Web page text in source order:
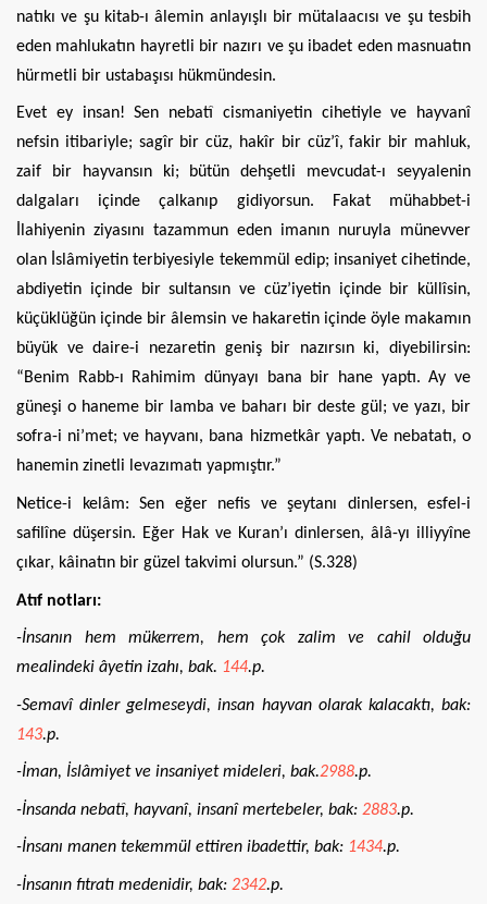
natıkı ve şu kitab-ı âlemin anlayışlı bir mütalaacısı ve şu tesbih
eden mahlukatın hayretli bir nazırı ve şu ibadet eden masnuatın
hürmetli bir ustabaşısı hükmündesin.
Evet ey insan! Sen nebatî cismaniyetin cihetiyle ve hayvanî
nefsin itibariyle; sagîr bir cüz, hakîr bir cüz’î, fakir bir mahluk,
zaif bir hayvansın ki; bütün dehşetli mevcudat-ı seyyalenin
dalgaları içinde çalkanıp gidiyorsun. Fakat mühabbet-i
İlahiyenin ziyasını tazammun eden imanın nuruyla münevver
olan İslâmiyetin terbiyesiyle tekemmül edip; insaniyet cihetinde,
abdiyetin içinde bir sultansın ve cüz’iyetin içinde bir küllîsin,
küçüklüğün içinde bir âlemsin ve hakaretin içinde öyle makamın
büyük ve daire-i nezaretin geniş bir nazırsın ki, diyebilirsin:
“Benim Rabb-ı Rahimim dünyayı bana bir hane yaptı. Ay ve
güneşi o haneme bir lamba ve baharı bir deste gül; ve yazı, bir
sofra-i ni’met; ve hayvanı, bana hizmetkâr yaptı. Ve nebatatı, o
hanemin zinetli levazımatı yapmıştır.”
Netice-i kelâm: Sen eğer nefis ve şeytanı dinlersen, esfel-i
safilîne düşersin. Eğer Hak ve Kuran’ı dinlersen, âlâ-yı illiyyîne
çıkar, kâinatın bir güzel takvimi olursun.” (S.328)
Atıf notları:
-İnsanın hem mükerrem, hem çok zalim ve cahil olduğu
mealindeki âyetin izahı, bak. 144.p.
-Semavî dinler gelmeseydi, insan hayvan olarak kalacaktı, bak:
143.p.
-İman, İslâmiyet ve insaniyet mideleri, bak.2988.p.
-İnsanda nebatî, hayvanî, insanî mertebeler, bak: 2883.p.
-İnsanı manen tekemmül ettiren ibadettir, bak: 1434.p.
-İnsanın fıtratı medenidir, bak: 2342.p.